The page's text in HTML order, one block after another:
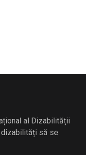
al Dizabilității
dizabilități să se